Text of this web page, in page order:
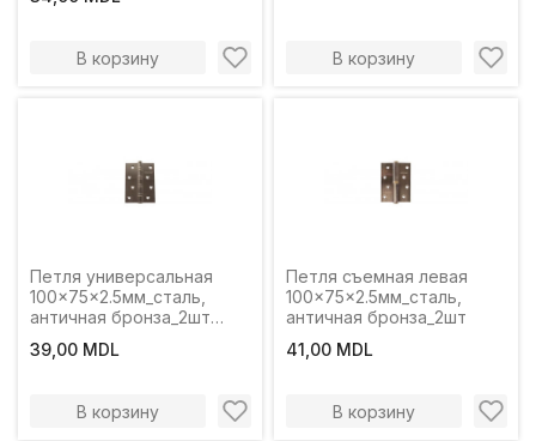
В корзину В корзину
Петля универсальная
100x75x2.5мм_сталь,
античная бронза_2шт
39,00 MDL
В корзину
Петля съемная левая
100x75x2.5мм_сталь,
античная бронза_2шт
41,00 MDL
В корзину